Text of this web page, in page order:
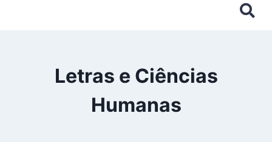
Letras e Ciências
Humanas